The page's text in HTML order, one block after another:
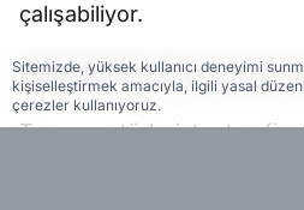
çalışabiliyor.
Paket turlar (uçuş + otel +
Tur operatörleri, toptan
Sitemizde, yüksek kullanıcı deneyimi
kişiselleştirmek amacıyla, ilgili yasal
çerezler kullanıyoruz.